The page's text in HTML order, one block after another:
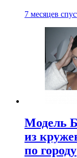
7 месяцев
Модель
из
по городу